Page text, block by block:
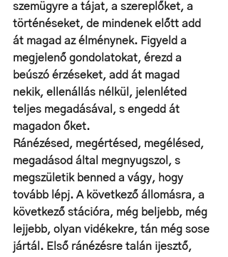
szemügyre a tájat, a szereplőket, a
történéseket, de mindenek előtt add
át magad az élménynek. Figyeld a
megjelenő gondolatokat, érezd a
beúszó érzéseket, add át magad
nekik, ellenállás nélkül, jelenléted
teljes megadásával, s engedd át
magadon őket.
Ránézésed, megértésed, megélésed,
megadásod által megnyugszol, s
megszületik benned a vágy, hogy
tovább lépj. A következő állomásra, a
következő stációra, még beljebb, még
lejjebb, olyan vidékekre, tán még sose
jártál. Első ránézésre talán ijesztő,